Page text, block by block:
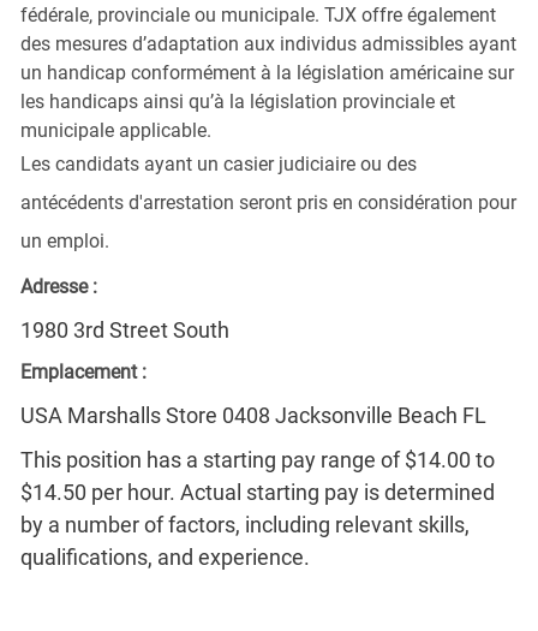
fédérale, provinciale ou municipale. TJX offre également
des mesures d’adaptation aux individus admissibles ayant
un handicap conformément à la législation américaine sur
les handicaps ainsi qu’à la législation provinciale et
municipale applicable.
Les candidats ayant un casier judiciaire ou des
antécédents d'arrestation seront pris en considération pour
un emploi.
Adresse :
1980 3rd Street South
Emplacement :
USA Marshalls Store 0408 Jacksonville Beach FL
This position has a starting pay range of $14.00 to
$14.50 per hour. Actual starting pay is determined
by a number of factors, including relevant skills,
qualifications, and experience.